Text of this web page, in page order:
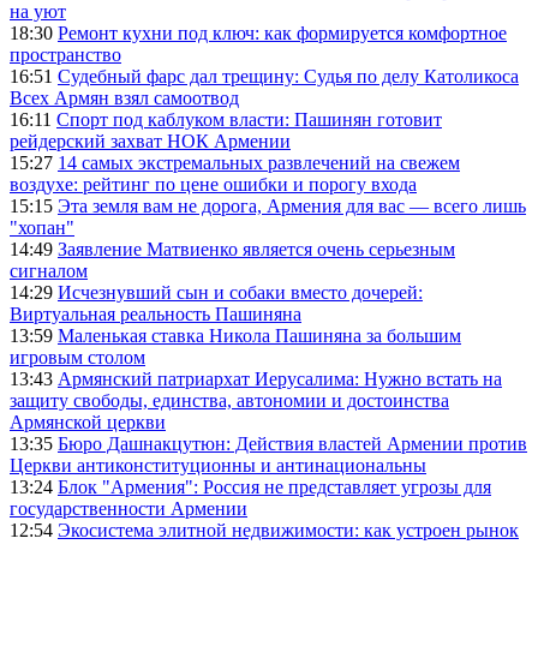
на уют
18:30 Ремонт кухни под ключ: как формируется комфортное
пространство
16:51 Судебный фарс дал трещину: Судья по делу Католикоса
Всех Армян взял самоотвод
16:11 Спорт под каблуком власти: Пашинян готовит
рейдерский захват НОК Армении
15:27 14 самых экстремальных развлечений на свежем
воздухе: рейтинг по цене ошибки и порогу входа
15:15 Эта земля вам не дорога, Армения для вас — всего лишь
"хопан"
14:49 Заявление Матвиенко является очень серьезным
сигналом
14:29 Исчезнувший сын и собаки вместо дочерей:
Виртуальная реальность Пашиняна
13:59 Маленькая ставка Никола Пашиняна за большим
игровым столом
13:43 Армянский патриархат Иерусалима: Нужно встать на
защиту свободы, единства, автономии и достоинства
Армянской церкви
13:35 Бюро Дашнакцутюн: Действия властей Армении против
Церкви антиконституционны и антинациональны
13:24 Блок "Армения": Россия не представляет угрозы для
государственности Армении
12:54 Экосистема элитной недвижимости: как устроен рынок